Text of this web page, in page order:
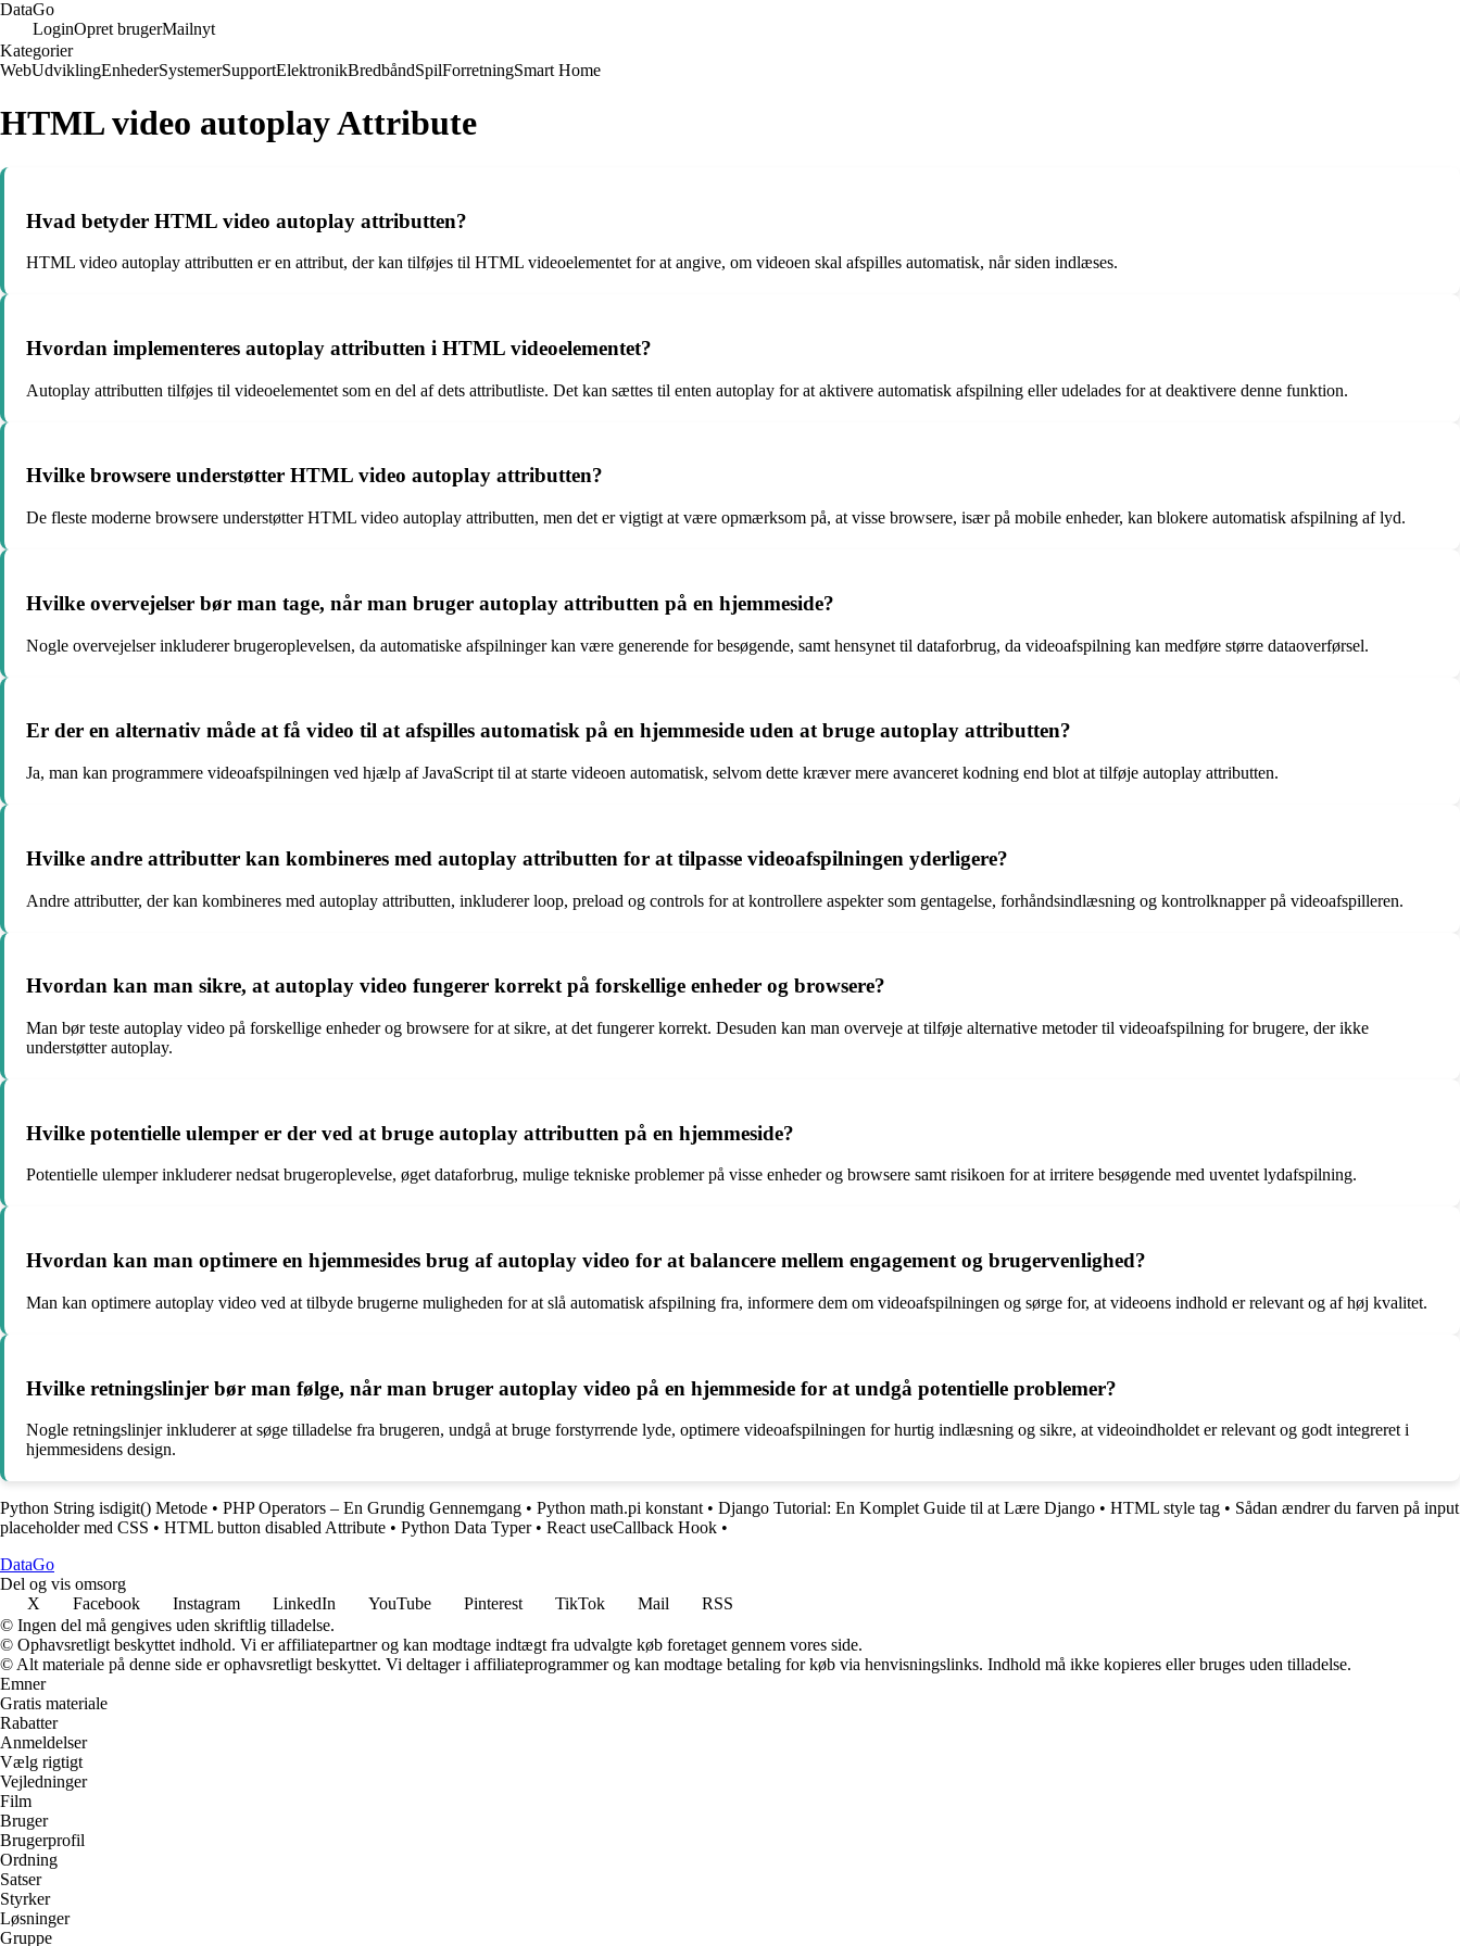
DataGo
LoginOpret brugerMailnyt
Kategorier
WebUdviklingEnhederSystemerSupportElektronikBredbåndSpilForretningSmart Home
HTML video autoplay Attribute
Hvad betyder HTML video autoplay attributten?
HTML video autoplay attributten er en attribut, der kan tilføjes til HTML videoelementet for at angive, om videoen skal afspilles automatisk, når siden indlæses.
Hvordan implementeres autoplay attributten i HTML videoelementet?
Autoplay attributten tilføjes til videoelementet som en del af dets attributliste. Det kan sættes til enten autoplay for at aktivere automatisk afspilning eller udelades for at deaktivere denne funktion.
Hvilke browsere understøtter HTML video autoplay attributten?
De fleste moderne browsere understøtter HTML video autoplay attributten, men det er vigtigt at være opmærksom på, at visse browsere, især på mobile enheder, kan blokere automatisk afspilning af lyd.
Hvilke overvejelser bør man tage, når man bruger autoplay attributten på en hjemmeside?
Nogle overvejelser inkluderer brugeroplevelsen, da automatiske afspilninger kan være generende for besøgende, samt hensynet til dataforbrug, da videoafspilning kan medføre større dataoverførsel.
Er der en alternativ måde at få video til at afspilles automatisk på en hjemmeside uden at bruge autoplay attributten?
Ja, man kan programmere videoafspilningen ved hjælp af JavaScript til at starte videoen automatisk, selvom dette kræver mere avanceret kodning end blot at tilføje autoplay attributten.
Hvilke andre attributter kan kombineres med autoplay attributten for at tilpasse videoafspilningen yderligere?
Andre attributter, der kan kombineres med autoplay attributten, inkluderer loop, preload og controls for at kontrollere aspekter som gentagelse, forhåndsindlæsning og kontrolknapper på videoafspilleren.
Hvordan kan man sikre, at autoplay video fungerer korrekt på forskellige enheder og browsere?
Man bør teste autoplay video på forskellige enheder og browsere for at sikre, at det fungerer korrekt. Desuden kan man overveje at tilføje alternative metoder til videoafspilning for brugere, der ikke
understøtter autoplay.
Hvilke potentielle ulemper er der ved at bruge autoplay attributten på en hjemmeside?
Potentielle ulemper inkluderer nedsat brugeroplevelse, øget dataforbrug, mulige tekniske problemer på visse enheder og browsere samt risikoen for at irritere besøgende med uventet lydafspilning.
Hvordan kan man optimere en hjemmesides brug af autoplay video for at balancere mellem engagement og brugervenlighed?
Man kan optimere autoplay video ved at tilbyde brugerne muligheden for at slå automatisk afspilning fra, informere dem om videoafspilningen og sørge for, at videoens indhold er relevant og af høj kvalitet.
Hvilke retningslinjer bør man følge, når man bruger autoplay video på en hjemmeside for at undgå potentielle problemer?
Nogle retningslinjer inkluderer at søge tilladelse fra brugeren, undgå at bruge forstyrrende lyde, optimere videoafspilningen for hurtig indlæsning og sikre, at videoindholdet er relevant og godt integreret i
hjemmesidens design.
Python String isdigit() Metode • PHP Operators – En Grundig Gennemgang • Python math.pi konstant • Django Tutorial: En Komplet Guide til at Lære Django • HTML style tag • Sådan ændrer du farven på input
placeholder med CSS • HTML button disabled Attribute • Python Data Typer• React useCallback Hook •
DataGo
Del og vis omsorg
X
Facebook Instagram LinkedIn YouTube Pinterest TikTok Mail
RSS
© Ingen del må gengives uden skriftlig tilladelse.
© Ophavsretligt beskyttet indhold. Vi er affiliatepartner og kan modtage indtægt fra udvalgte køb foretaget gennem vores side.
© Alt materiale på denne side er ophavsretligt beskyttet. Vi deltager i affiliateprogrammer og kan modtage betaling for køb via henvisningslinks. Indhold må ikke kopieres eller bruges uden tilladelse.
Emner
Gratis materiale
Rabatter
Anmeldelser
Vælg rigtigt
Vejledninger
Film
Bruger
Brugerprofil
Ordning
Satser
Styrker
Løsninger
Gruppe